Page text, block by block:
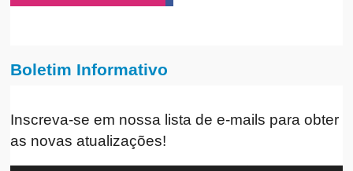
Boletim Informativo
Inscreva-se em nossa lista de e-mails para obter
as novas atualizações!